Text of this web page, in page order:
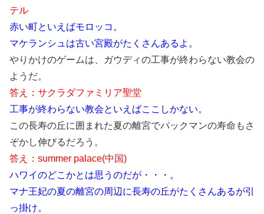
テル
赤い町といえばモロッコ。
マケランシュは古い宮殿がたくさんあるよ。
やりかけのゲームは、ガウディの工事が終わらない教会の
ようだ。
答え：サクラダファミリア聖堂
工事が終わらない教会といえばここしかない。
この長寿の丘に囲まれた夏の離宮でパックマンの寿命もさ
ぞかし伸びるだろう。
答え：summer palace(中国)
ハワイのどこかとは思うのだが・・・。
マナ王妃の夏の離宮の周辺に長寿の丘がたくさんあるが引
っ掛け。